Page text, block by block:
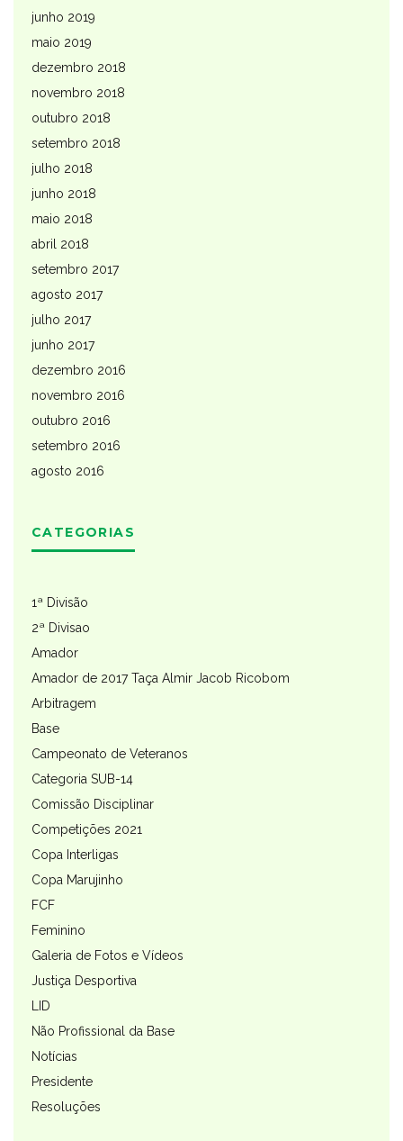
junho 2019
maio 2019
dezembro 2018
novembro 2018
outubro 2018
setembro 2018
julho 2018
junho 2018
maio 2018
abril 2018
setembro 2017
agosto 2017
julho 2017
junho 2017
dezembro 2016
novembro 2016
outubro 2016
setembro 2016
agosto 2016
CATEGORIAS
1ª Divisão
2ª Divisao
Amador
Amador de 2017 Taça Almir Jacob Ricobom
Arbitragem
Base
Campeonato de Veteranos
Categoria SUB-14
Comissão Disciplinar
Competições 2021
Copa Interligas
Copa Marujinho
FCF
Feminino
Galeria de Fotos e Vídeos
Justiça Desportiva
LID
Não Profissional da Base
Notícias
Presidente
Resoluções